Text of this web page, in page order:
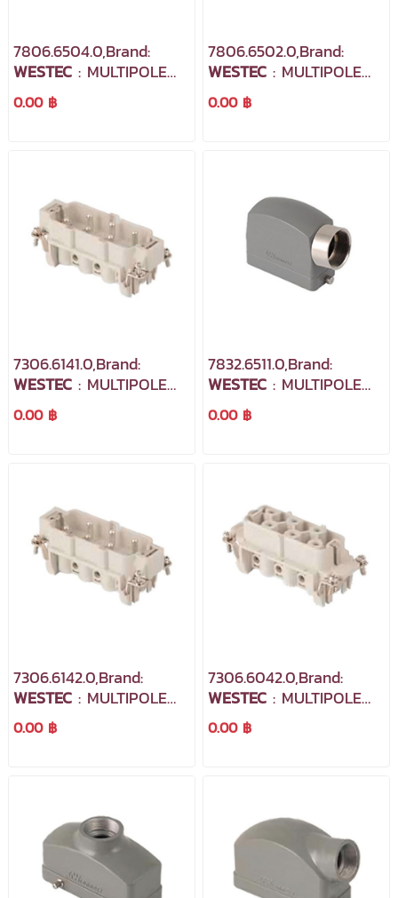
7806.6504.0,Brand:
WESTEC : MULTIPOLE
INDUSTRIAL
CONNECTORS
0.00 ฿
7806.6502.0,Brand:
WESTEC : MULTIPOLE
INDUSTRIAL
CONNECTORS
0.00 ฿
7306.6141.0,Brand:
WESTEC : MULTIPOLE
INDUSTRIAL
CONNECTORS
0.00 ฿
7832.6511.0,Brand:
WESTEC : MULTIPOLE
INDUSTRIAL
CONNECTORS
0.00 ฿
7306.6142.0,Brand:
WESTEC : MULTIPOLE
INDUSTRIAL
CONNECTORS
0.00 ฿
7306.6042.0,Brand:
WESTEC : MULTIPOLE
INDUSTRIAL
CONNECTORS
0.00 ฿